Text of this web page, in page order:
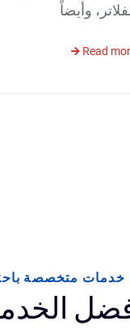
وأيضاً
Read
خدمات متخصصة